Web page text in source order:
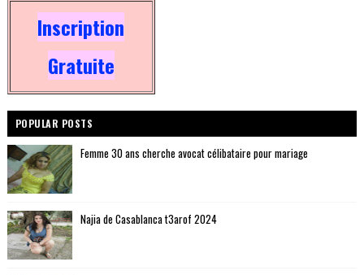
Inscription
Gratuite
POPULAR POSTS
Femme 30 ans cherche avocat célibataire pour mariage
Najia de Casablanca t3arof 2024